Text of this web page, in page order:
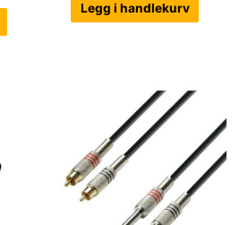
Legg i handlekurv